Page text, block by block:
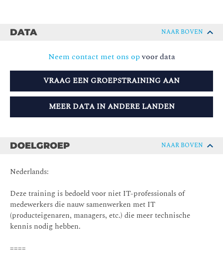
DATA NAAR BOVEN
Neem contact met ons opvoor data
VRAAG EEN GROEPSTRAINING AAN
MEER DATA IN ANDERE LANDEN
DOELGROEP NAAR BOVEN
Nederlands:
Deze training is bedoeld voor niet IT-professionals of
medewerkers die nauw samenwerken met IT
(producteigenaren, managers, etc.) die meer technische
kennis nodig hebben.
====